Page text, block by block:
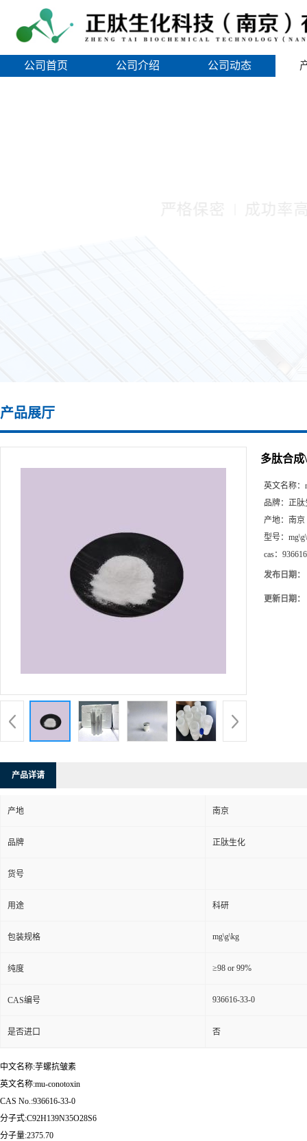
公司首页 公司介绍 公司动态
产品展厅
多肽合成
英文名称：
品牌： 正肽
产地： 南京
型号：
cas：
发布日期：
更新日期：
产品详请
产地 南京
品牌 正肽生化
货号
用途 科研
包装规格 mg\g\kg
纯度 ≥98 or 99%
CAS编号 936616-33-0
是否进口 否
中文名称:芋螺抗皱素
英文名称:mu-conotoxin
CAS No.:936616-33-0
分子式:C92H139N35O28S6
分子量:2375.70